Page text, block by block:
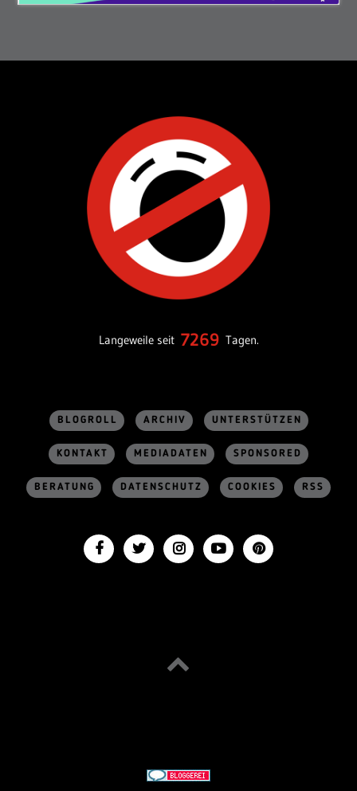
Langeweile seit 7269 Tagen.
BLOGROLL ARCHIV UNTERSTÜTZEN
KONTAKT MEDIADATEN SPONSORED
BERATUNG DATENSCHUTZ COOKIES RSS